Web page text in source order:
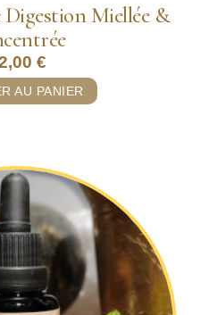
Miellée &
€
AU PANIER